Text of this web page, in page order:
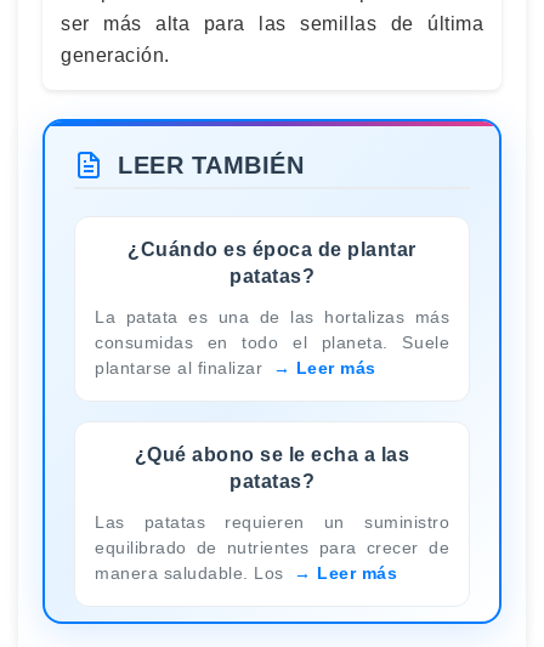
ser más alta para las semillas de última
generación.
LEER TAMBIÉN
¿Cuándo es época de plantar
patatas?
La patata es una de las hortalizas más
consumidas en todo el planeta. Suele
plantarse al finalizar
Leer más
¿Qué abono se le echa a las
patatas?
Las patatas requieren un suministro
equilibrado de nutrientes para crecer de
manera saludable. Los
Leer más